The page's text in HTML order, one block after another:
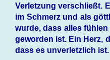
Verletzung verschließt.
im Schmerz und als
wurde, dass alles
geworden ist. Ein Herz,
dass es unverletzlich ist.